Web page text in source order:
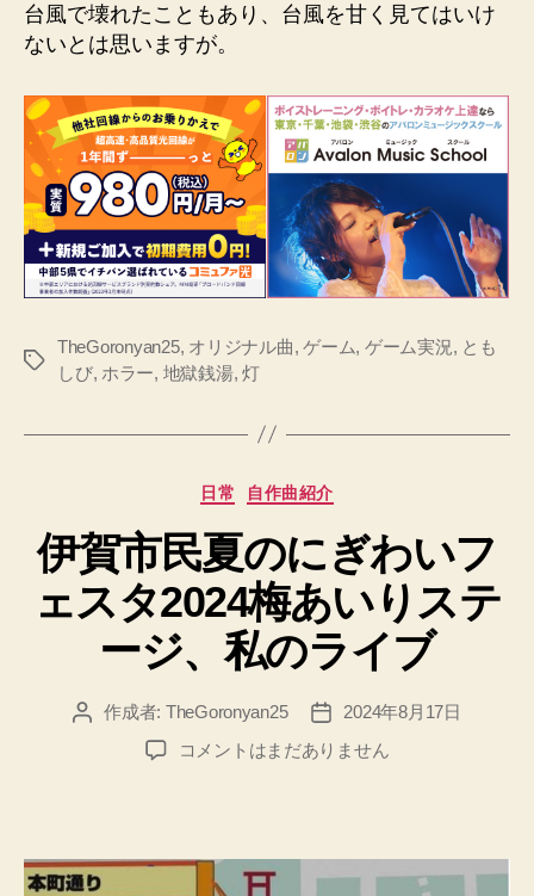
台風で壊れたこともあり、台風を甘く見てはいけ
ないとは思いますが。
タ
TheGoronyan25, オリジナル曲,ゲーム, ゲーム実況, とも
しび, ホラー, 地獄銭湯,灯
カ
ゴ
リ
ー
日常 自作曲紹介
伊賀市民夏のにぎわいフ
ェスタ2024梅あいりステ
ージ、私のライブ
投 作成者: TheGoronyan25
投
稿
日
2024年8月17日
伊
コメントはまだありません